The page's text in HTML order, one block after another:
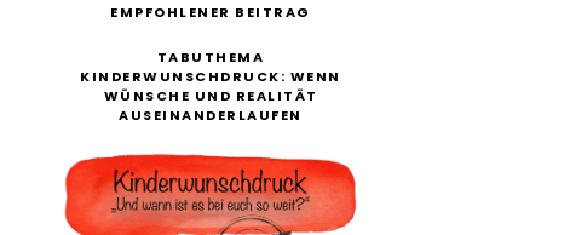
EMPFOHLENER BEITRAG
TABUTHEMA
KINDERWUNSCHDRUCK: WENN
WÜNSCHE UND REALITÄT
AUSEINANDERLAUFEN